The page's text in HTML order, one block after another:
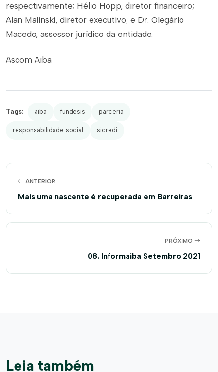
respectivamente; Hélio Hopp, diretor financeiro;
Alan Malinski, diretor executivo; e Dr. Olegário
Macedo, assessor jurídico da entidade.
Ascom Aiba
Tags: aiba fundesis parceria
responsabilidade social sicredi
ANTERIOR
Mais uma nascente é recuperada em Barreiras
PRÓXIMO
08. Informaiba Setembro 2021
Leia também